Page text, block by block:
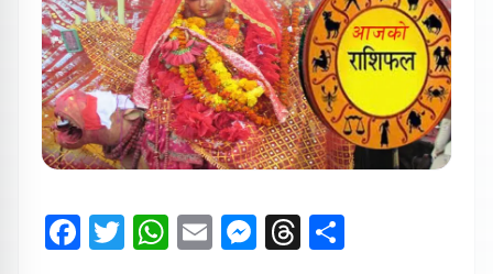
Facebook
Twitter
WhatsApp
EmailMessenger
Threads